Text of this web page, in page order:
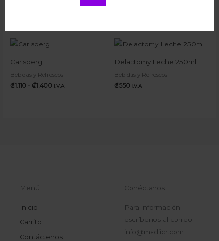
Carlsberg
Bebidas y Refrescos
₡1.110 - ₡1.400
₡1.110
₡1.400
I.V.A
Delactomy Leche 250ml
Bebidas y Refrescos
₡550 I.V.A
Menú
Inicio
Carrito
Contáctenos
Conéctanos
Para información
escríbenos al correo:
info@madiicr.com